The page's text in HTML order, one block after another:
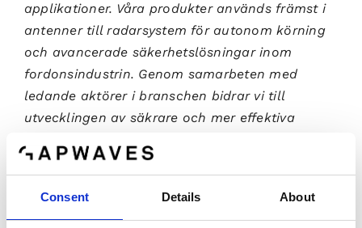
Consent Details About
applikationer. Våra produkter används främst i
antenner till radarsystem för autonom körning
och avancerade säkerhetslösningar inom
fordonsindustrin. Genom samarbeten med
ledande aktörer i branschen bidrar vi till
utvecklingen av säkrare och mer effektiva
kombinerar hög prestanda med kompakt design
telekom, smarta städer och civil-militära